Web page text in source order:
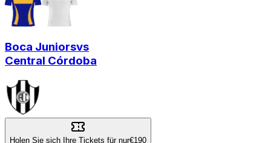
Boca Juniorsvs
Central Córdoba
Holen Sie sich Ihre Tickets für nur€190